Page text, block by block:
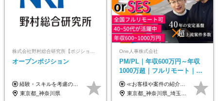
株式会社野村総合研究所【ポジションマッチ登録】
オープンポジション
経験・スキルを考慮の上、決定します。
東京都_神奈川県
One人事株式会社
PM/PL｜年収600万円～年収
1000万超｜フルリモート｜
SIerへの変革期をリード＆自
社サービス
≪お客様や案件の紹介によりインセンティブを支給！≫ 月給40万円以上＋賞与年2回＋インセンティブ ◎経験やスキルを考慮の上、優遇します ◎上記月給は固定残業代月45時間分(月額9万1040円以上)を含みます。超過した場合は全額追加支給します ◎試用期間3カ月あり(給与や福利厚生等は同じです) ＜年収例＞ 36歳／PL（元SE）／580万円 / 官公庁向けWebシステム開発 ※メンバーから2年でPLへ昇格 41歳／SL／616万円 / メーカー向けWebサイト開発 46歳／PL／742万円 / 金融情報連携システム開発 52歳 / PM / 952万円 / 信販システムの再構築 55歳 / PM / 910万円 / 製造業向け基盤構築開発
東京都_神奈川県_埼玉県_千葉県_大阪府_愛知県_北海道_青森県_岩手県_宮城県_秋田県_山形県_福島県_茨城県_栃木県_群馬県_新潟県_山梨県_長野県_富山県_石川県_福井県_静岡県_岐阜県_三重県_兵庫県_京都府_滋賀県_奈良県_和歌山県_広島県_岡山県_鳥取県_島根県_山口県_徳島県_香川県_愛媛県_高知県_福岡県_熊本県_佐賀県_長崎県_大分県_宮崎県_鹿児島県_沖縄県